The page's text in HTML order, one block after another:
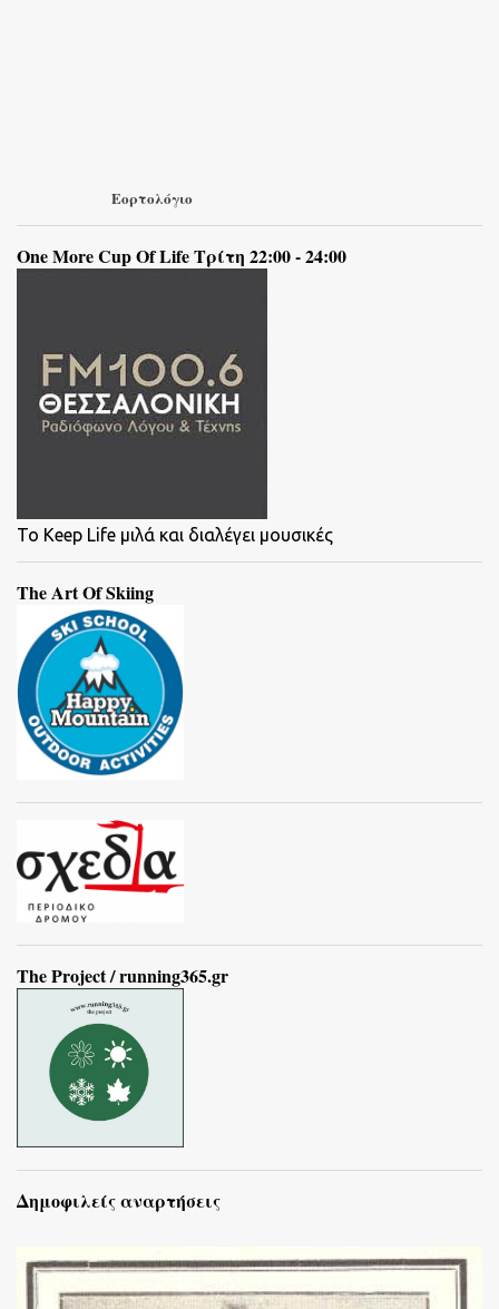
Εορτολόγιο
One More Cup Of Life Τρίτη 22:00 - 24:00
To Keep Life μιλά και διαλέγει μουσικές
The Art Of Skiing
The Project / running365.gr
Δημοφιλείς αναρτήσεις